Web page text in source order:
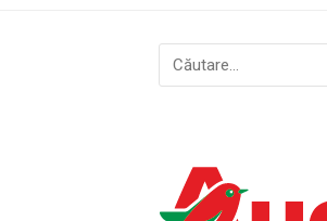
Caută
după: